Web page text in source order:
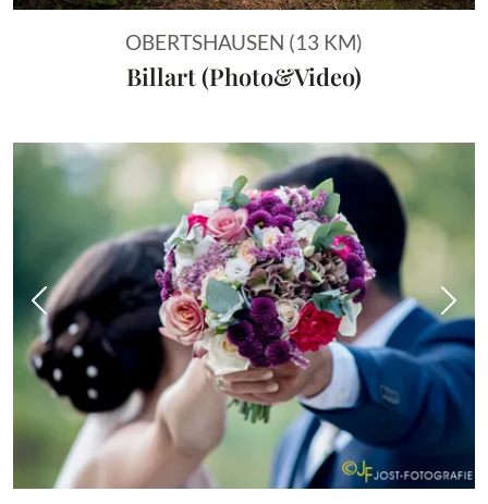
OBERTSHAUSEN (13 KM)
Billart (Photo&Video)
Vorheriges Bild